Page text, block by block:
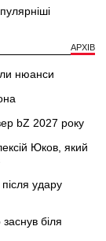
АРХІВ
нюанси
bZ 2027 року
Юков, який
удару
біля